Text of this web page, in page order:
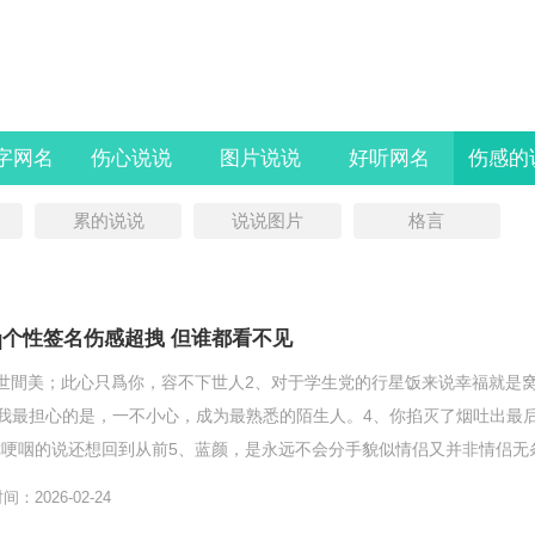
网名 伤心说说 图片说说 好听网名 伤感的
累的说说 说说图片 格言
性签名伤感超拽 但谁都看不见
間美；此心只爲你，容不下世人2、对于学生党的行星饭来说幸福就是
最担心的是，一不小心，成为最熟悉的陌生人。4、你掐灭了烟吐出最
咽的说还想回到从前5、蓝颜，是永远不会分手貌似情侣又并非情侣无
：2026-02-24